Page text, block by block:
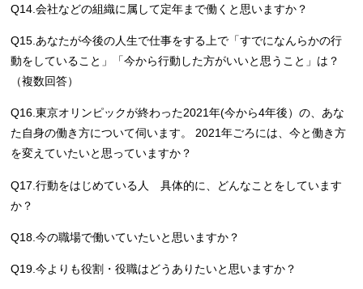
Q14.会社などの組織に属して定年まで働くと思いますか？
Q15.あなたが今後の人生で仕事をする上で「すでになんらかの行
動をしていること」「今から行動した方がいいと思うこと」は？
（複数回答）
Q16.東京オリンピックが終わった2021年(今から4年後）の、あな
た自身の働き方について伺います。 2021年ごろには、今と働き方
を変えていたいと思っていますか？
Q17.行動をはじめている人 具体的に、どんなことをしています
か？
Q18.今の職場で働いていたいと思いますか？
Q19.今よりも役割・役職はどうありたいと思いますか？